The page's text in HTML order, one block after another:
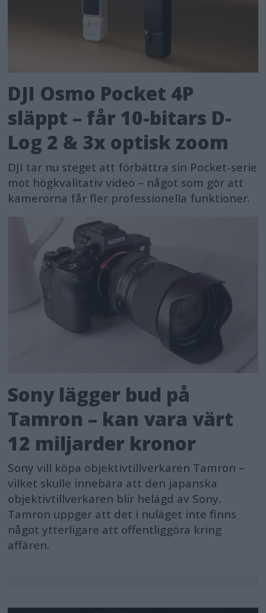
DJI Osmo Pocket 4P
släppt – får 10-bitars D-
Log 2 & 3x optisk zoom
DJI tar nu steget att förbättra sin Pocket-serie
mot högkvalitativ video – något som gör att
kamerorna får fler professionella funktioner.
Sony lägger bud på
Tamron – kan vara värt
12 miljarder kronor
Sony vill köpa objektivtillverkaren Tamron –
vilket skulle innebära att den japanska
objektivtillverkaren blir helägd av Sony.
Tamron uppger att det i nuläget inte finns
något ytterligare att offentliggöra kring
affären.